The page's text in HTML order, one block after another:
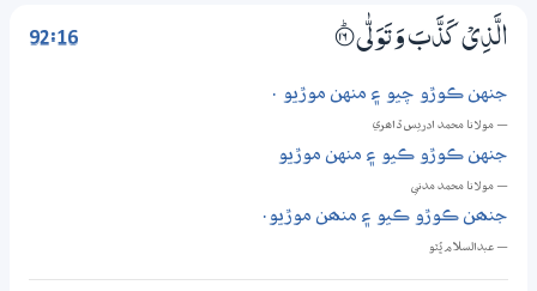
92:16 الَّذِيْ كَذَّبَ وَتَوَلّٰى ؀ۭ16
جنهن ڪوڙو چيو ۽ منهن موڙيو .
— مولانا محمد ادريس ڏاھري
جنهن ڪوڙو ڪيو ۽ منهن موڙيو
— مولانا محمد مدني
جنھن ڪوڙو ڪيو ۽ منھن موڙيو.
— عبدالسلام ڀُٽو